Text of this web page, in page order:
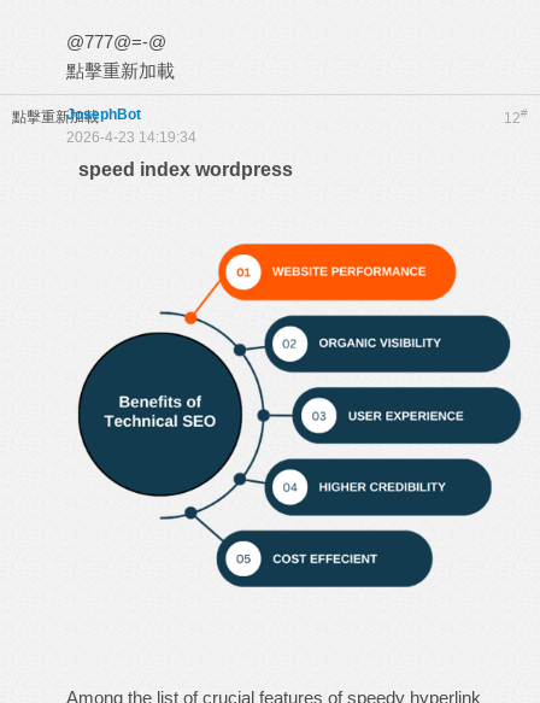
@777@=-@
點擊重新加載
點擊重新加載 12#
JosephBot
2026-4-23 14:19:34
speed index wordpress
Among the list of crucial features of speedy hyperlink